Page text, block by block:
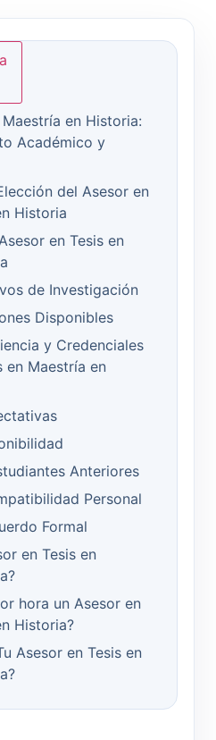
en Historia:
Académico y
del Asesor en
Historia
en Tesis en
de Investigación
Disponibles
y Credenciales
en Maestría en
Anteriores
Personal
Formal
en Tesis en
hora un Asesor en
Historia?
Asesor en Tesis en